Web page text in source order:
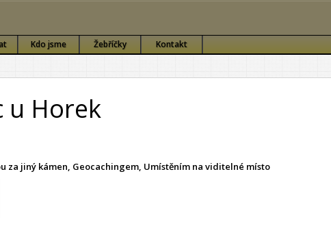
Kdo jsme Žebříčky Kontakt
u Horek
za jiný kámen, Geocachingem, Umístěním na viditelné místo